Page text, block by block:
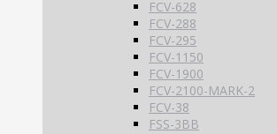
FCV-628
FCV-288
FCV-295
FCV-1150
FCV-1900
FCV-2100-MARK-2
FCV-38
FSS-3BB